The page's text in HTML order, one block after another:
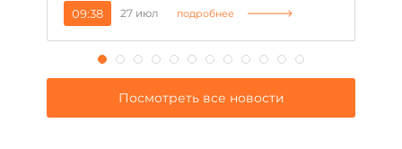
09:38 27 июл подробнее
Посмотреть все новости